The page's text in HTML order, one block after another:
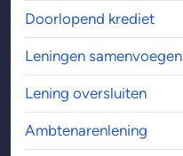
Doorlopend krediet
Leningen samenvoegen
Lening oversluiten
Ambtenarenlening